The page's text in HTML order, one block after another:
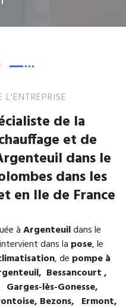
de la
et de
dans le
dans les
en Ile de France
àArgenteuildans le
dans la pose, le
, de pompe à
Bessancourt ,
lès-Gonesse,
Bezons, Ermont,